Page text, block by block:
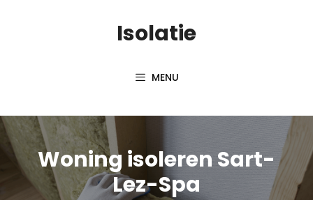
Isolatie
MENU
Woning isoleren Sart-
Lez-Spa